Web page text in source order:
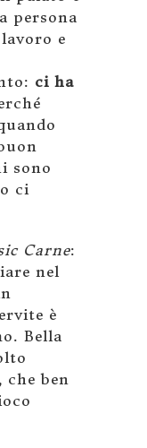
persona
e
ci ha
sono
ci
Carne:
nel
è
Bella
ben